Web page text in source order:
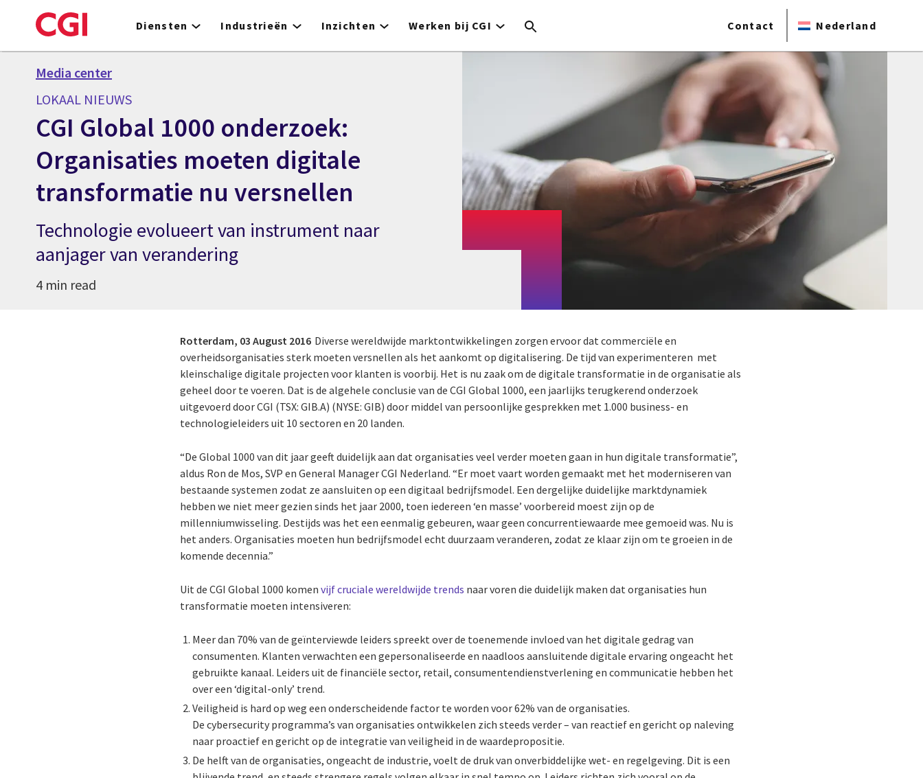
to
Diensten Industrieën Inzichten Werken bij CGI Contact Nederland
Media center
LOKAAL NIEUWS
CGI Global 1000 onderzoek:
Organisaties moeten digitale
transformatie nu versnellen
Technologie evolueert van instrument naar
aanjager van verandering
4 min read
Rotterdam, 03 August 2016 Diverse wereldwijde marktontwikkelingen zorgen ervoor dat commerciële en
overheidsorganisaties sterk moeten versnellen als het aankomt op digitalisering. De tijd van experimenteren met
kleinschalige digitale projecten voor klanten is voorbij. Het is nu zaak om de digitale transformatie in de organisatie als
geheel door te voeren. Dat is de algehele conclusie van de CGI Global 1000, een jaarlijks terugkerend onderzoek
uitgevoerd door CGI (TSX: GIB.A) (NYSE: GIB) door middel van persoonlijke gesprekken met 1.000 business- en
technologieleiders uit 10 sectoren en 20 landen.
“De Global 1000 van dit jaar geeft duidelijk aan dat organisaties veel verder moeten gaan in hun digitale transformatie”,
aldus Ron de Mos, SVP en General Manager CGI Nederland. “Er moet vaart worden gemaakt met het moderniseren van
bestaande systemen zodat ze aansluiten op een digitaal bedrijfsmodel. Een dergelijke duidelijke marktdynamiek
hebben we niet meer gezien sinds het jaar 2000, toen iedereen ‘en masse’ voorbereid moest zijn op de
millenniumwisseling. Destijds was het een eenmalig gebeuren, waar geen concurrentiewaarde mee gemoeid was. Nu is
het anders. Organisaties moeten hun bedrijfsmodel echt duurzaam veranderen, zodat ze klaar zijn om te groeien in de
komende decennia.”
Uit de CGI Global 1000 komenvijf cruciale wereldwijde trends naar voren die duidelijk maken dat organisaties hun
transformatie moeten intensiveren:
Meer dan 70% van de geïnterviewde leiders spreekt over de toenemende invloed van het digitale gedrag van
consumenten. Klanten verwachten een gepersonaliseerde en naadloos aansluitende digitale ervaring ongeacht het
gebruikte kanaal. Leiders uit de financiële sector, retail, consumentendienstverlening en communicatie hebben het
over een ‘digital-only’ trend.
Veiligheid is hard op weg een onderscheidende factor te worden voor 62% van de organisaties.
De cybersecurity programma’s van organisaties ontwikkelen zich steeds verder – van reactief en gericht op naleving
naar proactief en gericht op de integratie van veiligheid in de waardepropositie.
De helft van de organisaties, ongeacht de industrie, voelt de druk van onverbiddelijke wet- en regelgeving. Dit is een